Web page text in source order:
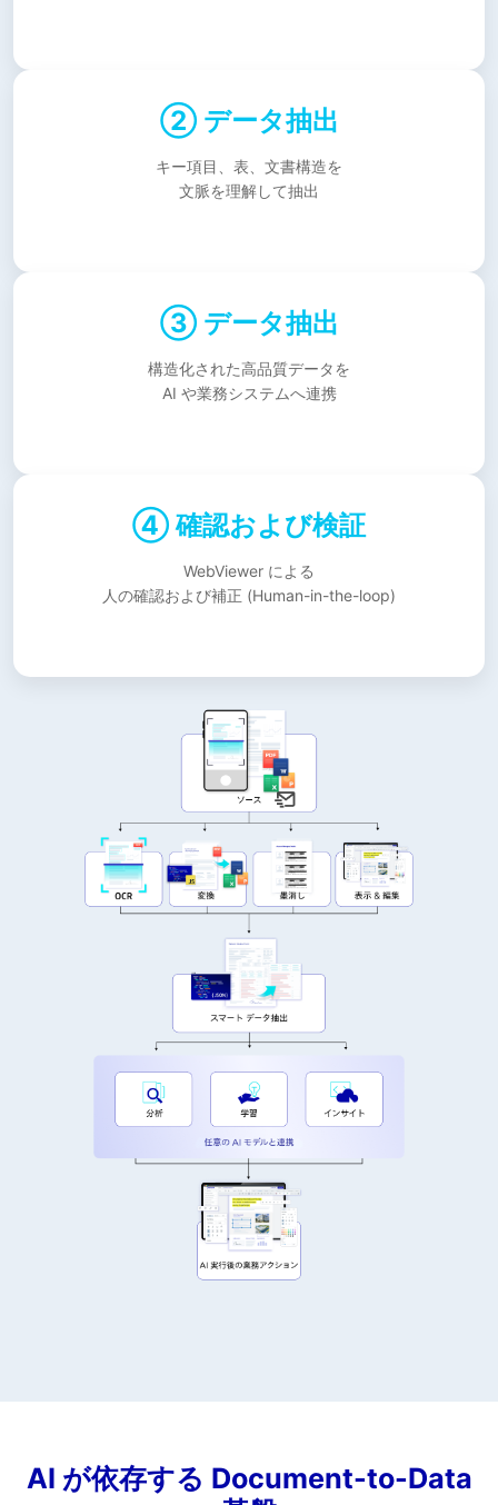
② データ抽出
キー項目、表、文書構造を
文脈を理解して抽出
③ データ抽出
構造化された高品質データを
AI や業務システムへ連携
④ 確認および検証
WebViewer による
人の確認および補正 (Human-in-the-loop)
AI が依存する Document-to-Data